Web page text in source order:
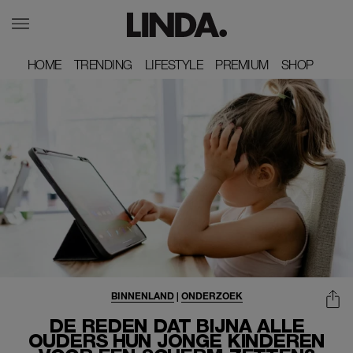
HOME
HOME TRENDING
TRENDING LIFESTYLE
LIFESTYLE PREMIUM
PREMIUM SHOP
SHOP
DE REDEN DAT BIJNA ALLE
OUDERS HUN JONGE KINDEREN
BINNENLAND| ONDERZOEK